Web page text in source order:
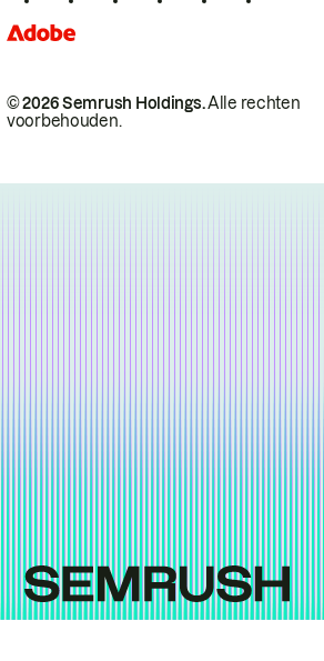
© 2026 Semrush Holdings.Alle rechten
voorbehouden.